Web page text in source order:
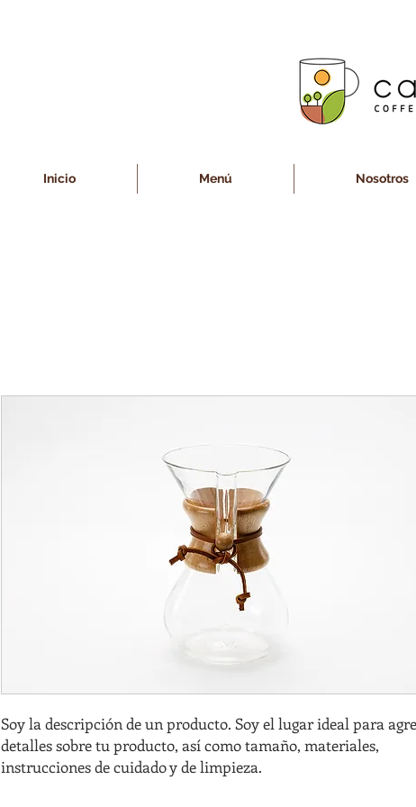
Inicio Menú Nosotros
Soy la descripción de un producto. Soy el lugar ideal para
detalles sobre tu producto, así como tamaño, materiales,
instrucciones de cuidado y de limpieza.